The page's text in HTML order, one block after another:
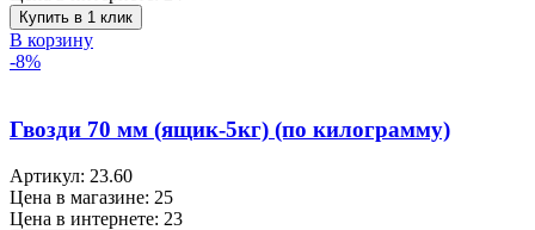
Купить в 1 клик
В корзину
-8%
Гвозди 70 мм (ящик-5кг) (по килограмму)
Артикул: 23.60
Цена в магазине: 25
Цена в интернете: 23